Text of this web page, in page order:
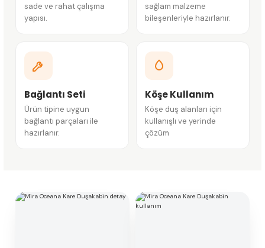
sade ve rahat çalışma
yapısı.
sağlam malzeme
bileşenleriyle hazırlanır.
Bağlantı Seti
Ürün tipine uygun
bağlantı parçaları ile
hazırlanır.
Köşe Kullanım
Köşe duş alanları için
kullanışlı ve yerinde
çözüm